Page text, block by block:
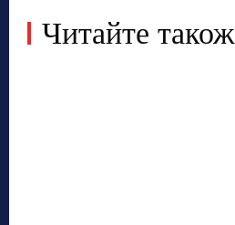
Читайте також